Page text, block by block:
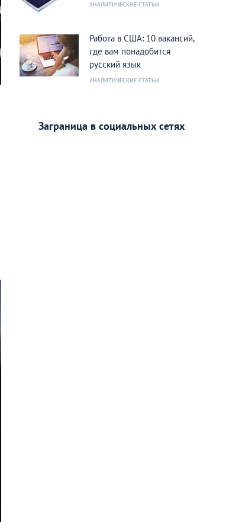
АНАЛИТИЧЕСКИЕ СТАТЬИ
Работа в США: 10 вакансий,
где вам понадобится
русский язык
АНАЛИТИЧЕСКИЕ СТАТЬИ
Заграница в социальных сетях